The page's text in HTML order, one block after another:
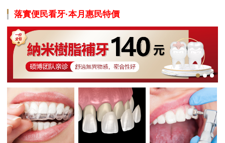
落實便民看牙·本月惠民特價